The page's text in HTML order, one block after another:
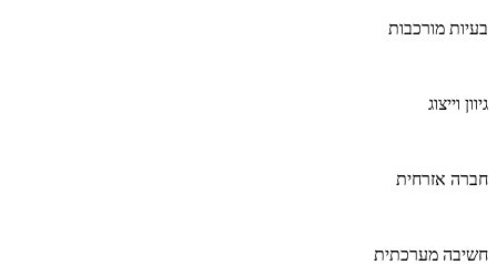
בעיות מורכבות
גיוון וייצוג
חברה אזרחית
חשיבה מערכתית